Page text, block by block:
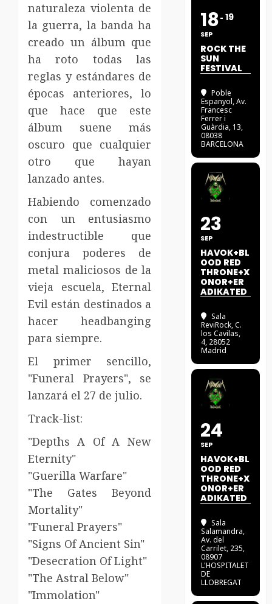
naturaleza violenta de
la guerra, la banda ha
creado un álbum que
ha roto todas las
reglas y estándares de
épocas anteriores, lo
que hace que este
álbum suene más
oscuro que cualquier
otro que hayan
lanzado antes.
Habiendo comenzado
con un entusiasmo
indestructible que
conjura poderes de
metal maliciosos de la
vieja escuela, Eternal
Evil están destinados a
hacer headbanging
para siempre.
El primer sencillo,
"Funeral Prayers", se
lanzará el 27 de julio.
Track-list:
"Depths A Of A New
Eternity"
"Guerilla Warfare"
"The Gates Beyond
Mortality"
"Funeral Prayers"
"Signs Of Ancient Sin"
"Desecration Of Light"
"The Astral Below"
"Immolation"
18
SEP
19
ROCK THE
SUN
FESTIVAL
Poble
Espanyol, Av.
Francesc
Ferrer i
Guàrdia, 13,
08038
BARCELONA
23
SEP
HAVOK+BL
OOD RED
THRONE+X
ONOR+ER
ADIKATED
Sala
ReviRock, C.
los Cavilas,
4, 28052
Madrid
24
SEP
HAVOK+BL
OOD RED
THRONE+X
ONOR+ER
ADIKATED
Sala
Salamandra,
Av. del
Carrilet, 235,
08907
L'HOSPITALET
DE
LLOBREGAT